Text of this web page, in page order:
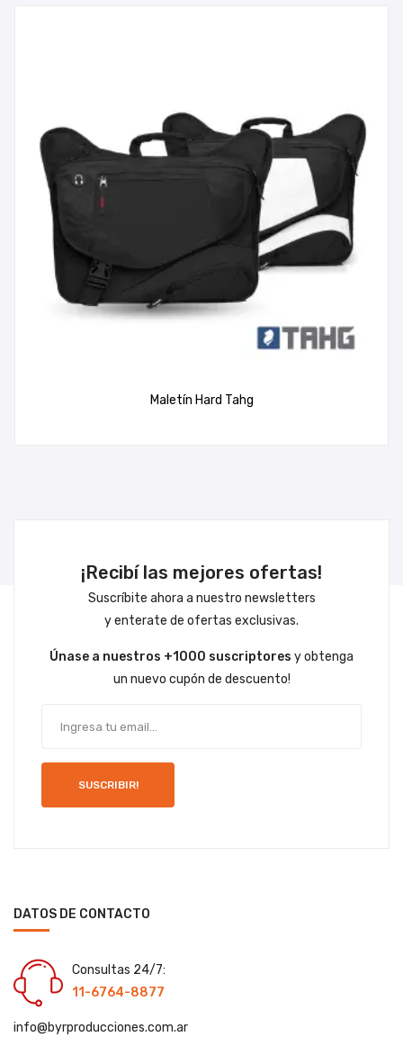
Maletín Hard Tahg
¡Recibí las mejores ofertas!
Suscríbite ahora a nuestro newsletters
y enterate de ofertas exclusivas.
Únase a nuestros +1000 suscriptores y obtenga
un nuevo cupón de descuento!
SUSCRIBIR!
DATOS DE CONTACTO
Consultas 24/7:
11-6764-8877
info@byrproducciones.com.ar